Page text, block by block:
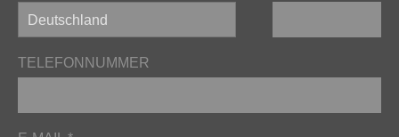
TELEFONNUMMER